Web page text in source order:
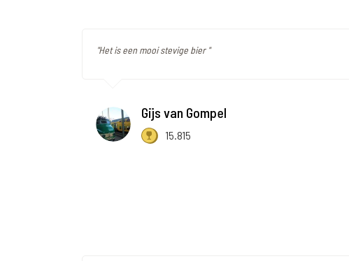
"Het is een mooi stevige bier "
Gijs van Gompel
15.815